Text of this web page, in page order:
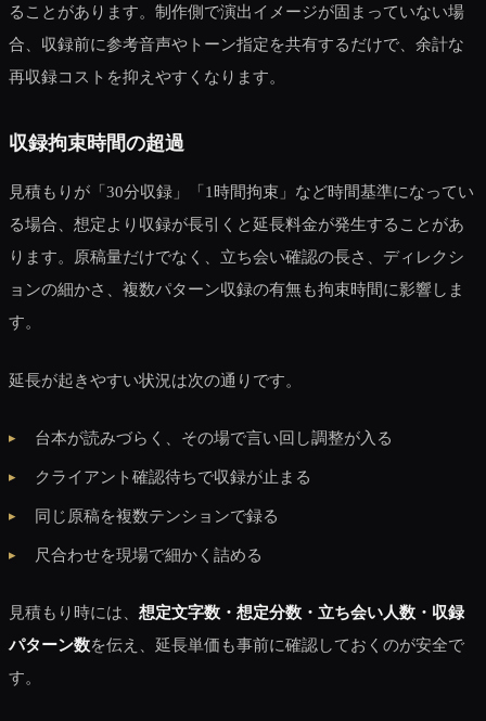
ることがあります。制作側で演出イメージが固まっていない場
合、収録前に参考音声やトーン指定を共有するだけで、余計な
再収録コストを抑えやすくなります。
収録拘束時間の超過
見積もりが「30分収録」「1時間拘束」など時間基準になってい
る場合、想定より収録が長引くと延長料金が発生することがあ
ります。原稿量だけでなく、立ち会い確認の長さ、ディレクシ
ョンの細かさ、複数パターン収録の有無も拘束時間に影響しま
す。
延長が起きやすい状況は次の通りです。
台本が読みづらく、その場で言い回し調整が入る
クライアント確認待ちで収録が止まる
同じ原稿を複数テンションで録る
尺合わせを現場で細かく詰める
見積もり時には、 想定文字数・想定分数・立ち会い人数・収録
パターン数を伝え、延長単価も事前に確認しておくのが安全で
す。